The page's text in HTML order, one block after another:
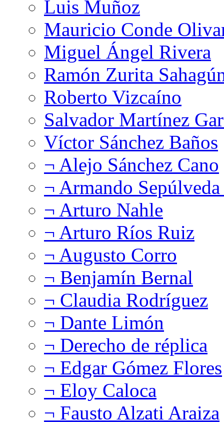
Luis Muñoz
Mauricio Conde
Miguel Ángel Rivera
Ramón Zurita
Roberto Vizcaíno
Salvador Martínez
Víctor Sánchez Baños
¬ Alejo Sánchez Cano
¬ Armando
¬ Arturo Nahle
¬ Arturo Ríos Ruiz
¬ Augusto Corro
¬ Benjamín Bernal
¬ Claudia Rodríguez
¬ Dante Limón
¬ Derecho de réplica
¬ Edgar Gómez Flores
¬ Eloy Caloca
¬ Fausto Alzati Araiza